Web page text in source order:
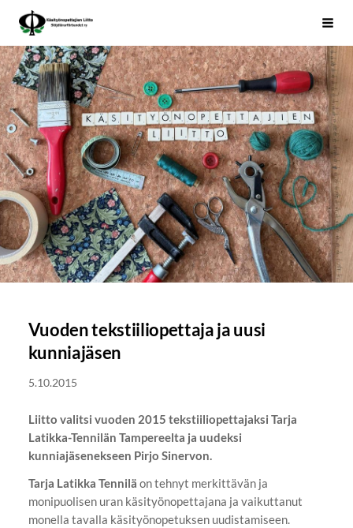
Siirry
sivun
sisältöön
Käsityönopettajien Liitto
Vuoden tekstiiliopettaja ja uusi
kunniajäsen
5.10.2015
Liitto valitsi vuoden 2015 tekstiiliopettajaksi Tarja
Latikka-Tennilän Tampereelta ja uudeksi
kunniajäsenekseen Pirjo Sinervon.
Tarja Latikka Tennilä on tehnyt merkittävän ja
monipuolisen uran käsityönopettajana ja vaikuttanut
monella tavalla käsityönopetuksen uudistamiseen.